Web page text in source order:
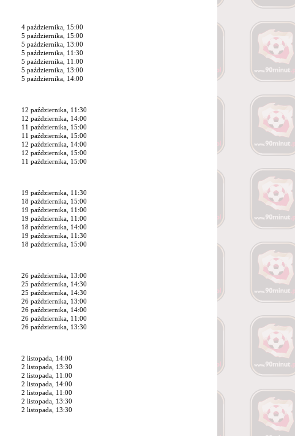
4 października, 15:00
5 października, 15:00
5 października, 13:00
5 października, 11:30
5 października, 11:00
5 października, 13:00
5 października, 14:00
12 października, 11:30
12 października, 14:00
11 października, 15:00
11 października, 15:00
12 października, 14:00
12 października, 15:00
11 października, 15:00
19 października, 11:30
18 października, 15:00
19 października, 11:00
19 października, 11:00
18 października, 14:00
19 października, 11:30
18 października, 15:00
26 października, 13:00
25 października, 14:30
25 października, 14:30
26 października, 13:00
26 października, 14:00
26 października, 11:00
26 października, 13:30
2 listopada, 14:00
2 listopada, 13:30
2 listopada, 11:00
2 listopada, 14:00
2 listopada, 11:00
2 listopada, 13:30
2 listopada, 13:30